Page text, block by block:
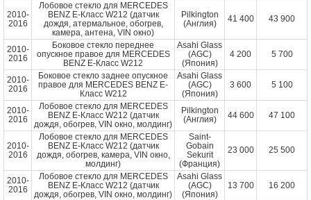
2010-
2016
Лобовое стекло для MERCEDES
BENZ E-Класс W212 (датчик
дождя, атермальное, обогрев,
камера, антена, VIN окно)
Pilkington
(Англия)
41 400 43 900
2010-
2016
Боковое стекло переднее
опускное правое для MERCEDES
BENZ E-Класс W212
Asahi Glass
(AGC)
(Япония)
4 200 5 700
2010-
2016
Боковое стекло заднее опускное
правое для MERCEDES BENZ E-
Класс W212
Asahi Glass
(AGC)
(Япония)
3 600 5 100
2010-
2016
Лобовое стекло для MERCEDES
BENZ E-Класс W212 (датчик
дождя, обогрев, VIN окно, молдинг)
Pilkington
(Англия)
44 600 47 100
2010-
2016
Лобовое стекло для MERCEDES
BENZ E-Класс W212 (датчик
дождя, обогрев, камера, VIN окно,
молдинг)
Saint-
Gobain
Sekurit
(Франция)
23 000 25 500
2010-
2016
Лобовое стекло для MERCEDES
BENZ E-Класс W212 (датчик
дождя, обогрев, VIN окно, молдинг)
Asahi Glass
(AGC)
(Япония)
13 700 16 200